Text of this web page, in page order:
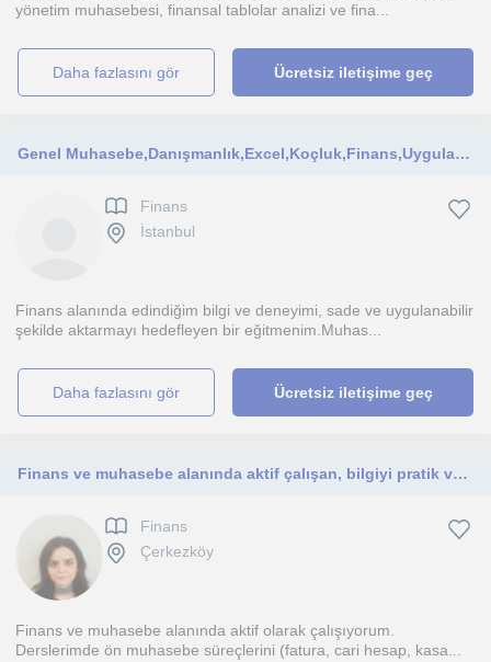
yönetim muhasebesi, finansal tablolar analizi ve fina...
daha fazlasını gör Ücretsiz iletişime geç
Genel Muhasebe,Danışmanlık,Excel,Koçluk,Finans,Uygulamalı Muhasebe
Finans
İstanbul
Finans alanında edindiğim bilgi ve deneyimi, sade ve uygulanabilir
şekilde aktarmayı hedefleyen bir eğitmenim.Muhas...
daha fazlasını gör Ücretsiz iletişime geç
Finans ve muhasebe alanında aktif çalışan, bilgiyi pratik ve anlaşılır şekilde aktaran bir eğitmenim
Finans
Çerkezköy
Finans ve muhasebe alanında aktif olarak çalışıyorum.
Derslerimde ön muhasebe süreçlerini (fatura, cari hesap, kasa...